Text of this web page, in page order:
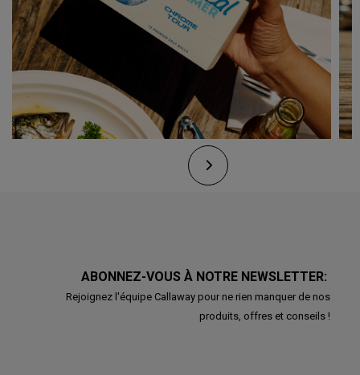
ABONNEZ-VOUS À NOTRE NEWSLETTER:
Rejoignez l'équipe Callaway pour ne rien manquer de nos
produits, offres et conseils !